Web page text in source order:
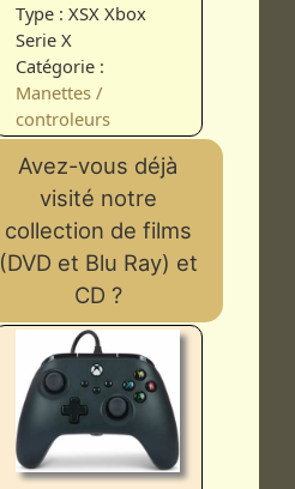
Type : XSX Xbox
Serie X
Catégorie :
Manettes /
controleurs
Avez-vous déjà
visité notre
collection de films
(DVD et Blu Ray) et
CD ?